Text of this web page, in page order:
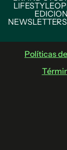
LIFESTYLE
NEWSLETTERS
Políticas